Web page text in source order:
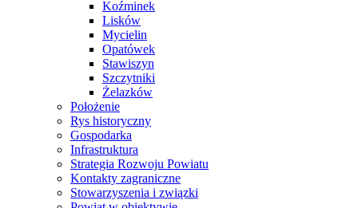
Koźminek
Lisków
Mycielin
Opatówek
Stawiszyn
Szczytniki
Żelazków
Położenie
Rys historyczny
Gospodarka
Infrastruktura
Strategia Rozwoju Powiatu
Kontakty zagraniczne
Stowarzyszenia i związki